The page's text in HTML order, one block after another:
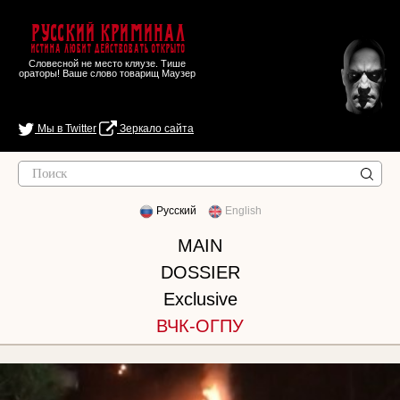
Русский Криминал
Истина любит действовать открыто
Словесной не место кляузе. Тише
ораторы! Ваше слово товарищ Маузер
Мы в Twitter Зеркало сайта
Русский English
MAIN
DOSSIER
Exclusive
ВЧК-ОГПУ